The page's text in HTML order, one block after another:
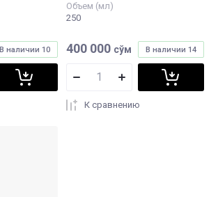
В наличии 10
Объем (мл)
250
В наличии 14
400 000 сўм
К сравнению